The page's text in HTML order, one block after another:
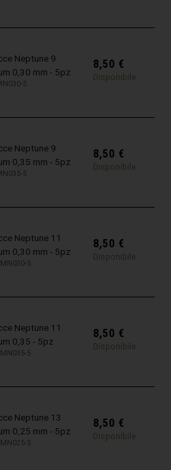
Neptune 9
0,30 mm - 5pz
5
8,50 €
Disponibile
Neptune 9
0,35 mm - 5pz
5
8,50 €
Disponibile
Neptune 11
0,30 mm - 5pz
5
8,50 €
Disponibile
Neptune 11
0,35 - 5pz
5
8,50 €
Disponibile
Neptune 13
0,25 mm - 5pz
5
8,50 €
Disponibile